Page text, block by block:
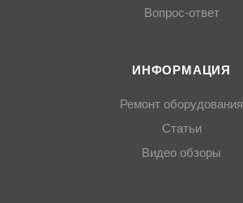
Вопрос-ответ
ИНФОРМАЦИЯ
Ремонт оборудования
Статьи
Видео обзоры